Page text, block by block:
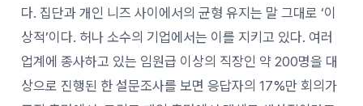
다. 집단과 개인 니즈 사이에서의 균형 유지는 말 그대로 ‘이
상적’이다. 허나 소수의 기업에서는 이를 지키고 있다. 여러
업계에 종사하고 있는 임원급 이상의 직장인 약 200명을 대
상으로 진행된 한 설문조사를 보면 응답자의 17%만 회의가